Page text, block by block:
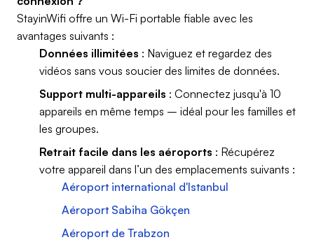
StayinWifi offre un Wi-Fi portable fiable avec les
avantages suivants :
Données illimitées : Naviguez et regardez des
vidéos sans vous soucier des limites de données.
Support multi-appareils : Connectez jusqu'à 10
appareils en même temps – idéal pour les familles et
les groupes.
Retrait facile dans les aéroports : Récupérez
votre appareil dans l’un des emplacements suivants :
Aéroport international d'Istanbul
Aéroport Sabiha Gökçen
Aéroport de Trabzon